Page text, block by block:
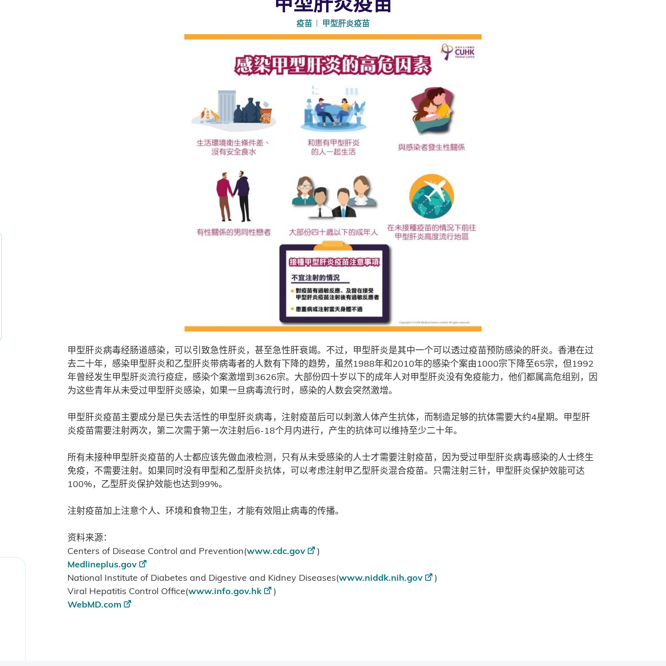
疫苗 甲型肝炎疫苗
甲型肝炎病毒经肠道感染，可以引致急性肝炎，甚至急性肝衰竭。不过，甲型肝炎是其中一个可以透过疫苗预防感染的肝炎。香港在过
去二十年，感染甲型肝炎和乙型肝炎带病毒者的人数有下降的趋势，虽然1988年和2010年的感染个案由1000宗下降至65宗，但1992
年曾经发生甲型肝炎流行疫症，感染个案激增到3626宗。大部份四十岁以下的成年人对甲型肝炎没有免疫能力，他们都属高危组别，因
为这些青年从未受过甲型肝炎感染，如果一旦病毒流行时，感染的人数会突然激增。
甲型肝炎疫苗主要成分是已失去活性的甲型肝炎病毒，注射疫苗后可以刺激人体产生抗体，而制造足够的抗体需要大约4星期。甲型肝
炎疫苗需要注射两次，第二次需于第一次注射后6-18个月内进行，产生的抗体可以维持至少二十年。
所有未接种甲型肝炎疫苗的人士都应该先做血液检测，只有从未受感染的人士才需要注射疫苗，因为受过甲型肝炎病毒感染的人士终生
免疫，不需要注射。如果同时没有甲型和乙型肝炎抗体，可以考虑注射甲乙型肝炎混合疫苗。只需注射三针，甲型肝炎保护效能可达
100%，乙型肝炎保护效能也达到99%。
注射疫苗加上注意个人、环境和食物卫生，才能有效阻止病毒的传播。
资料来源：
Centers of Disease Control and Prevention(www.cdc.gov
)
Medlineplus.gov
National Institute of Diabetes and Digestive and Kidney Diseases(www.niddk.nih.gov
)
Viral Hepatitis Control Office(www.info.gov.hk
)
WebMD.com